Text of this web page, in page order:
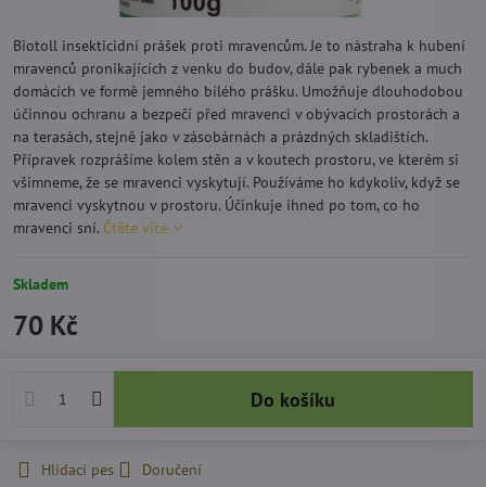
Biotoll insekticidní prášek proti mravencům. Je to nástraha k hubení
mravenců pronikajících z venku do budov, dále pak rybenek a much
domácích ve formě jemného bílého prášku. Umožňuje dlouhodobou
účinnou ochranu a bezpečí před mravenci v obývacích prostorách a
na terasách, stejně jako v zásobárnách a prázdných skladištích.
Přípravek rozprášíme kolem stěn a v koutech prostoru, ve kterém si
všimneme, že se mravenci vyskytují. Používáme ho kdykoliv, když se
mravenci vyskytnou v prostoru. Účinkuje ihned po tom, co ho
mravenci sní. Čtěte více
Skladem
70 Kč
Do košíku
Hlídací pes
Doručení